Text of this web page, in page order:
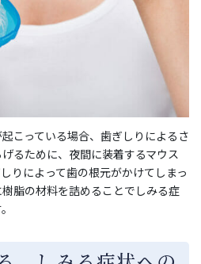
こっている場合、歯ぎしりによるさ
るために、夜間に装着するマウス
りによって歯の根元がかけてしまっ
脂の材料を詰めることでしみる症